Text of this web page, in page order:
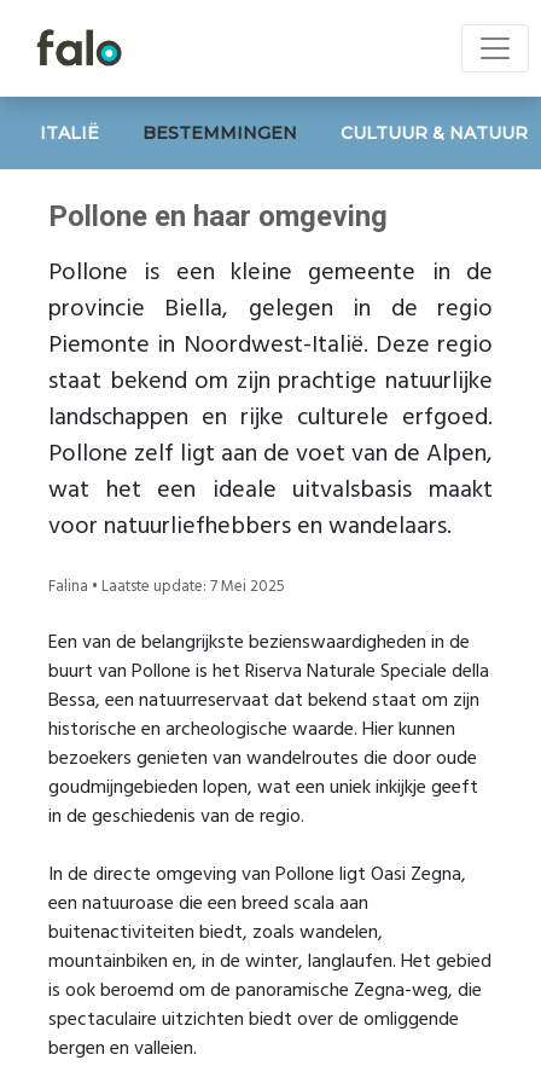
ITALIË BESTEMMINGEN CULTUUR & NATUUR
Pollone en haar omgeving
Pollone is een kleine gemeente in de
provincie Biella, gelegen in de regio
Piemonte in Noordwest-Italië. Deze regio
staat bekend om zijn prachtige natuurlijke
landschappen en rijke culturele erfgoed.
Pollone zelf ligt aan de voet van de Alpen,
wat het een ideale uitvalsbasis maakt
voor natuurliefhebbers en wandelaars.
Falina • Laatste update: 7 Mei 2025
Een van de belangrijkste bezienswaardigheden in de
buurt van Pollone is het Riserva Naturale Speciale della
Bessa, een natuurreservaat dat bekend staat om zijn
historische en archeologische waarde. Hier kunnen
bezoekers genieten van wandelroutes die door oude
goudmijngebieden lopen, wat een uniek inkijkje geeft
in de geschiedenis van de regio.
In de directe omgeving van Pollone ligt Oasi Zegna,
een natuuroase die een breed scala aan
buitenactiviteiten biedt, zoals wandelen,
mountainbiken en, in de winter, langlaufen. Het gebied
is ook beroemd om de panoramische Zegna-weg, die
spectaculaire uitzichten biedt over de omliggende
bergen en valleien.